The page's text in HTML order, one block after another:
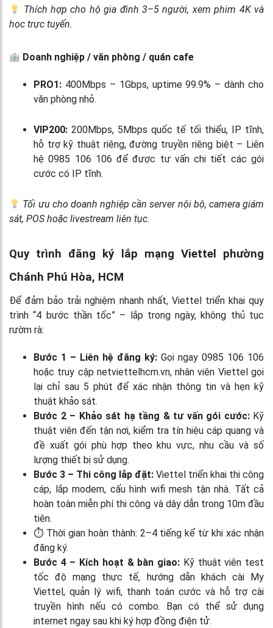
Thích hợp cho hộ gia đình 3–5 người, xem phim 4K và
học trực tuyến.
Doanh nghiệp / văn phòng / quán cafe
PRO1: 400Mbps – 1Gbps, uptime 99.9% – dành cho
văn phòng nhỏ.
VIP200: 200Mbps, 5Mbps quốc tế tối thiểu, IP tĩnh,
hỗ trợ kỹ thuật riêng, đường truyền riêng biệt – Liên
hệ 0985 106 106 để được tư vấn chi tiết các gói
cước có IP tĩnh.
Tối ưu cho doanh nghiệp cần server nội bộ, camera giám
sát, POS hoặc livestream liên tục.
Quy trình đăng ký lắp mạng Viettel phường
Chánh Phú Hòa, HCM
Để đảm bảo trải nghiệm nhanh nhất, Viettel triển khai quy
trình “4 bước thần tốc” – lắp trong ngày, không thủ tục
rườm rà:
Bước 1 – Liên hệ đăng ký: Gọi ngay 0985 106 106
hoặc truy cập netviettelhcm.vn, nhân viên Viettel gọi
lại chỉ sau 5 phút để xác nhận thông tin và hẹn kỹ
thuật khảo sát.
Bước 2 – Khảo sát hạ tầng & tư vấn gói cước: Kỹ
thuật viên đến tận nơi, kiểm tra tín hiệu cáp quang và
đề xuất gói phù hợp theo khu vực, nhu cầu và số
lượng thiết bị sử dụng.
Bước 3 – Thi công lắp đặt: Viettel triển khai thi công
cáp, lắp modem, cấu hình wifi mesh tận nhà. Tất cả
hoàn toàn miễn phí thi công và dây dẫn trong 10m đầu
tiên.
⏱ Thời gian hoàn thành: 2–4 tiếng kể từ khi xác nhận
đăng ký.
Bước 4 – Kích hoạt & bàn giao: Kỹ thuật viên test
tốc độ mạng thực tế, hướng dẫn khách cài My
Viettel, quản lý wifi, thanh toán cước và hỗ trợ cài
truyền hình nếu có combo. Bạn có thể sử dụng
internet ngay sau khi ký hợp đồng điện tử.